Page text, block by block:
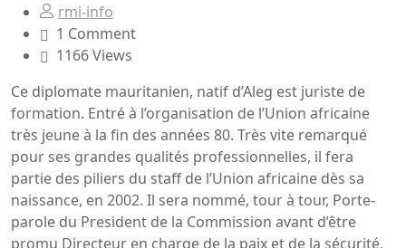
rmi-info
1 Comment
1166 Views
Ce diplomate mauritanien, natif d’Aleg est juriste de
formation. Entré à l’organisation de l’Union africaine
très jeune à la fin des années 80. Très vite remarqué
pour ses grandes qualités professionnelles, il fera
partie des piliers du staff de l’Union africaine dès sa
naissance, en 2002. Il sera nommé, tour à tour, Porte-
parole du President de la Commission avant d’être
promu Directeur en charge de la paix et de la sécurité,